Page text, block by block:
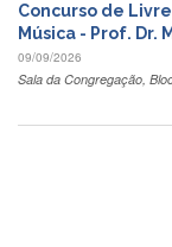
Você
não
está
Concurso de
Música - Prof. Dr.
09/09/2026
Sala da Congregação,